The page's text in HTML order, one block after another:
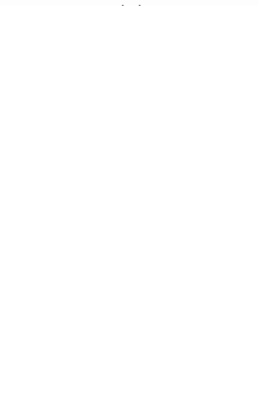
Partager cet événement